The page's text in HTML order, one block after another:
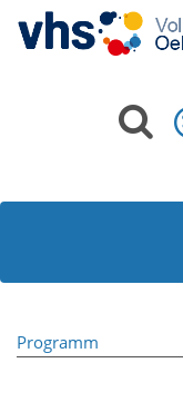
Programm